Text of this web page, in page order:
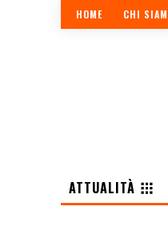
HOME CHI
ATTUALITÀ